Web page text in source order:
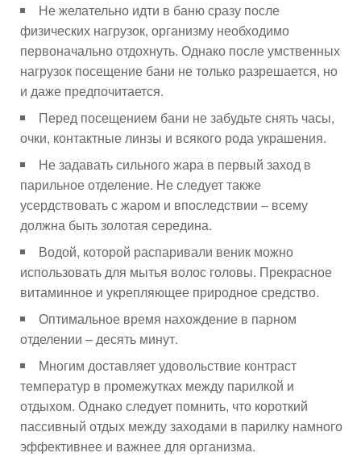
Не желательно идти в баню сразу после
физических нагрузок, организму необходимо
первоначально отдохнуть. Однако после умственных
нагрузок посещение бани не только разрешается, но
и даже предпочитается.
Перед посещением бани не забудьте снять часы,
очки, контактные линзы и всякого рода украшения.
Не задавать сильного жара в первый заход в
парильное отделение. Не следует также
усердствовать с жаром и впоследствии – всему
должна быть золотая середина.
Водой, которой распаривали веник можно
использовать для мытья волос головы. Прекрасное
витаминное и укрепляющее природное средство.
Оптимальное время нахождение в парном
отделении – десять минут.
Многим доставляет удовольствие контраст
температур в промежутках между парилкой и
отдыхом. Однако следует помнить, что короткий
пассивный отдых между заходами в парилку намного
эффективнее и важнее для организма.